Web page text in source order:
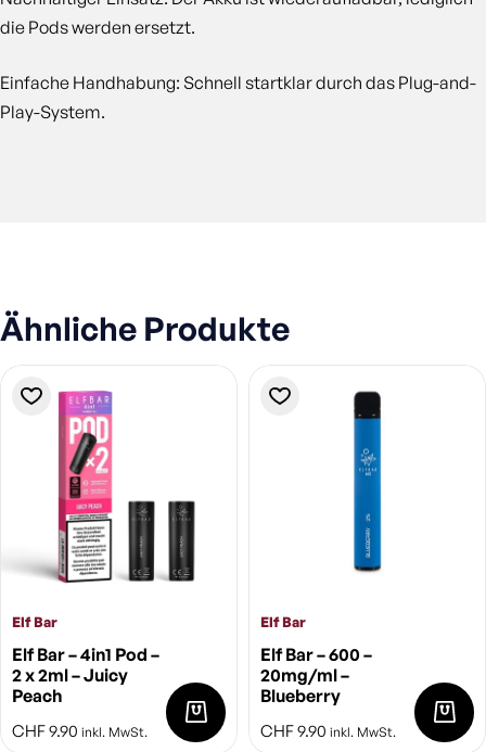
die Pods werden ersetzt.
Einfache Handhabung: Schnell startklar durch das Plug-and-
Play-System.
Ähnliche Produkte
Elf Bar
Elf Bar – 4in1 Pod –
2 x 2ml – Juicy
Peach
CHF9.90 inkl. MwSt.
Elf Bar
Elf Bar – 600 –
20mg/ml –
Blueberry
CHF9.90 inkl. MwSt.